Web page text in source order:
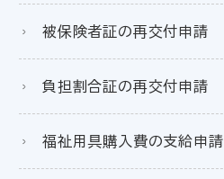
被保険者証の再交付申請
負担割合証の再交付申請
福祉用具購入費の支給申請